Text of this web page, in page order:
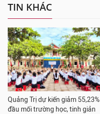
TIN KHÁC
Quảng Trị dự kiến giảm 55,23%
đầu mối trường học, tinh giản